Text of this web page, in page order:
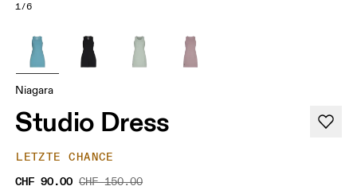
1/6
Niagara
Studio Dress
LETZTE CHANCE
CHF 90.00 CHF 150.00